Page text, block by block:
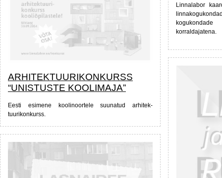
ARHITEKTUURIKONKURSS
“UNISTUSTE KOOLIMAJA”
Eesti esimene koolinoortele suunatud arhitek-
tuurikonkurss.
Linnalabor
korraldajatena.